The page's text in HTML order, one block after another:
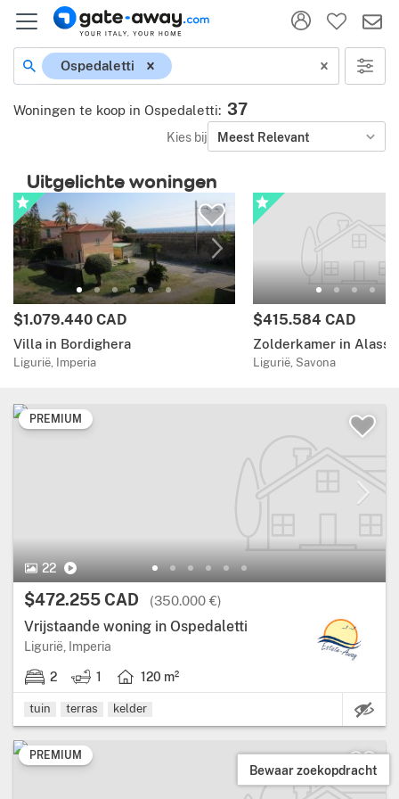
Ospedaletti
Woningen te koop in Ospedaletti: 37
Kies bij Meest Relevant
Uitgelichte woningen
$1.079.440 CAD
Villa in Bordighera
Ligurië, Imperia
$415.584 CAD
Zolderkamer in
Ligurië, Savona
PREMIUM
22
$472.255 CAD (350.000 €)
Vrijstaande woning in Ospedaletti
Ligurië, Imperia
2 1 120 m²
tuin terras kelder
PREMIUM
Bewaar zoekopdracht